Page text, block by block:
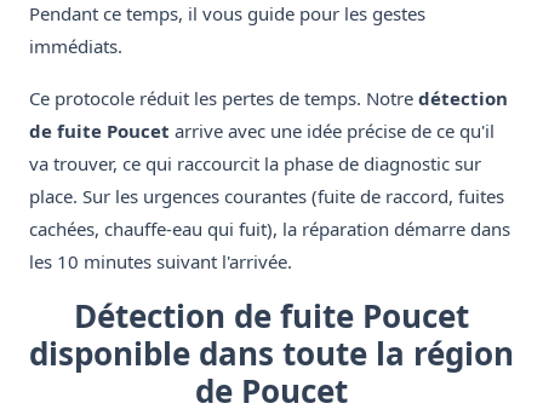
Pendant ce temps, il vous guide pour les gestes
immédiats.
Ce protocole réduit les pertes de temps. Notre détection
de fuite Poucet arrive avec une idée précise de ce qu'il
va trouver, ce qui raccourcit la phase de diagnostic sur
place. Sur les urgences courantes (fuite de raccord, fuites
cachées, chauffe-eau qui fuit), la réparation démarre dans
les 10 minutes suivant l'arrivée.
Détection de fuite Poucet
disponible dans toute la région
de Poucet